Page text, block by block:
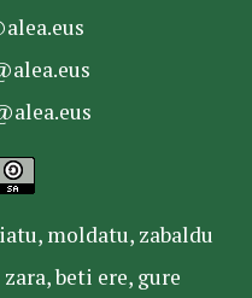
moldatu, zabaldu
beti ere, gure